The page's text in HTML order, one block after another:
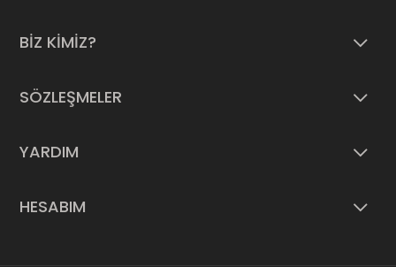
BİZ KİMİZ?
SÖZLEŞMELER
YARDIM
HESABIM